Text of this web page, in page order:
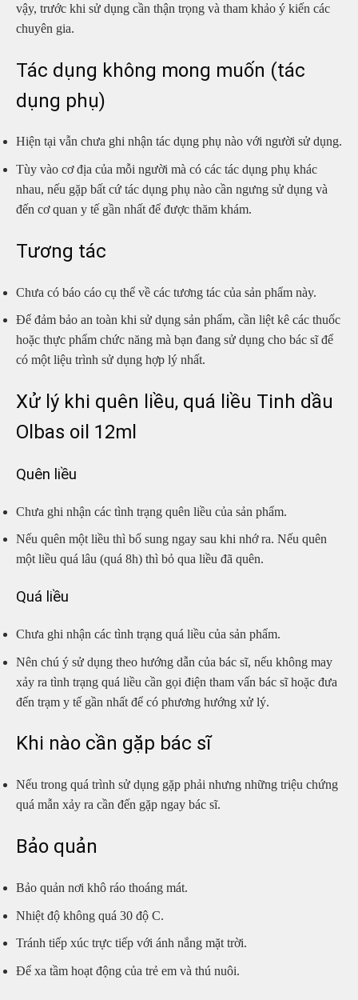
vậy, trước khi sử dụng cần thận trọng và tham khảo ý kiến các
chuyên gia.
Tác dụng không mong muốn (tác
dụng phụ)
Hiện tại vẫn chưa ghi nhận tác dụng phụ nào với người sử dụng.
Tùy vào cơ địa của mỗi người mà có các tác dụng phụ khác
nhau, nếu gặp bất cứ tác dụng phụ nào cần ngưng sử dụng và
đến cơ quan y tế gần nhất để được thăm khám.
Tương tác
Chưa có báo cáo cụ thể về các tương tác của sản phẩm này.
Để đảm bảo an toàn khi sử dụng sản phẩm, cần liệt kê các thuốc
hoặc thực phẩm chức năng mà bạn đang sử dụng cho bác sĩ để
có một liệu trình sử dụng hợp lý nhất.
Xử lý khi quên liều, quá liều Tinh dầu
Olbas oil 12ml
Quên liều
Chưa ghi nhận các tình trạng quên liều của sản phẩm.
Nếu quên một liều thì bổ sung ngay sau khi nhớ ra. Nếu quên
một liều quá lâu (quá 8h) thì bỏ qua liều đã quên.
Quá liều
Chưa ghi nhận các tình trạng quá liều của sản phẩm.
Nên chú ý sử dụng theo hướng dẫn của bác sĩ, nếu không may
xảy ra tình trạng quá liều cần gọi điện tham vấn bác sĩ hoặc đưa
đến trạm y tế gần nhất để có phương hướng xử lý.
Khi nào cần gặp bác sĩ
Nếu trong quá trình sử dụng gặp phải nhưng những triệu chứng
quá mẫn xảy ra cần đến gặp ngay bác sĩ.
Bảo quản
Bảo quản nơi khô ráo thoáng mát.
Nhiệt độ không quá 30 độ C.
Tránh tiếp xúc trực tiếp với ánh nắng mặt trời.
Để xa tầm hoạt động của trẻ em và thú nuôi.